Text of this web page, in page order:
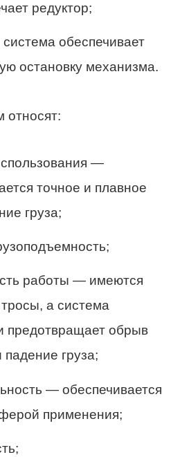
редуктор;
обеспечивает
остановку механизма.
относят:
—
точное и плавное
груза;
работы — имеются
а система
предотвращает обрыв
падение груза;
— обеспечивается
применения;